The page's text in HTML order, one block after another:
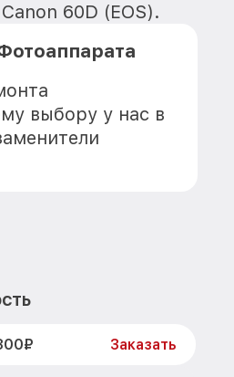
60D (EOS).
выбору у нас в
Заказать